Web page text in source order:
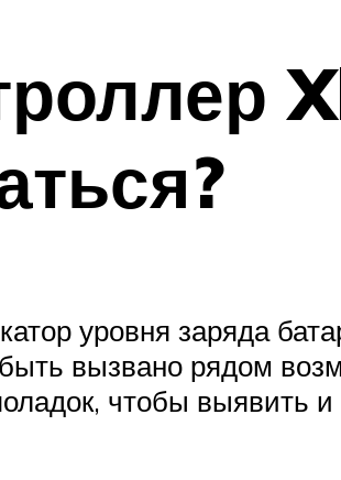
уровня заряда
вызвано рядом
чтобы выявить